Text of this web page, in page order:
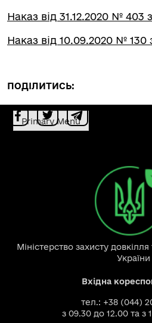
Наказ від 31.12.2020 № 403
Наказ від 10.09.2020 №
ПОДІЛИТИСЬ:
Primary Menu
Міністерство захисту
України
Вхідна
тел.: +38 (044)
з 09.30 до 12.00 та з